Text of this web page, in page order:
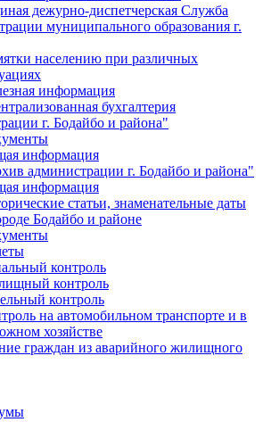
дежурно-диспетчерская Служба
муниципального образования г.
населению при различных
информация
бухгалтерия
г. Бодайбо и района"
информация
администрации г. Бодайбо и района"
информация
статьи, знаменательные даты
Бодайбо и районе
контроль
контроль
контроль
на автомобильном транспорте и в
хозяйстве
граждан из аварийного жилищного